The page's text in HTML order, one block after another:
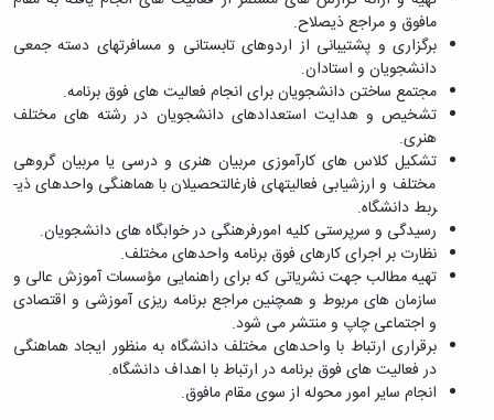
کارکنان
ساختار
سازمانی
مدیر
برنامه
ریزی
فرهنگی
و
اجتماعی
مدیر
حمایت
و
پشتیبانی
فرهنگی
و
اجتماعی
نمودار
سامانی
انجمن
های
علمی
آئین
نامه
ها
ثبت
نام
انجمن
های
علمی
افتخارات
کسب
شده
تشکلهای
اسلامی
معرفی
پیوست
فرهنگی
پوشش
و
آراستگی
در
دانشگاه
بوعلی
سینا
جشنواره
فرهنگی
و
هنری
"
کرونا
فرصتی
برای
و
اجتماعی
اخبار
انجمن
های
علمی
دانشجویی
اخبار
تشکل
های
اسلامی
اخبار
کانون
های
فرهنگی
و
اجتماعی
مافوق و مراجع ذی­صلاح.
برگزاری و پشتیبانی از اردوهای تابستانی و مسافرت­های دسته جمعی
دانشجویان و استادان.
مجتمع ساختن دانشجویان برای انجام فعالیت­ های فوق برنامه.
تشخیص و هدایت استعدادهای دانشجویان در رشته­ های مختلف
هنری.
تشکیل کلاس ­های کارآموزی مربیان هنری و درسی یا مربیان گروهی
مختلف و ارزشیابی فعالیت­های فارغ­التحصیلان با هماهنگی واحدهای ذی­
ربط دانشگاه.
رسیدگی و سرپرستی کلیه امورفرهنگی در خوابگاه­ های دانشجویان.
نظارت بر اجرای کارهای فوق­ برنامه واحدهای مختلف.
تهیه مطالب جهت نشریاتی که برای راهنمایی مؤسسات آموزش عالی و
سازمان­ های مربوط و همچنین مراجع برنامه­ ریزی آموزشی و اقتصادی
و اجتماعی چاپ و منتشر می شود.
برقراری ارتباط با واحدهای مختلف دانشگاه به منظور ایجاد هماهنگی
در فعالیت­ های فوق برنامه در ارتباط با اهداف دانشگاه.
انجام سایر امور محوله از سوی مقام مافوق.